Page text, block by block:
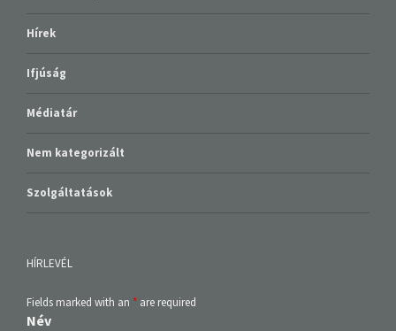
Hírek
Ifjúság
Médiatár
Nem kategorizált
Szolgáltatások
HÍRLEVÉL
Fields marked with an * are required
Név